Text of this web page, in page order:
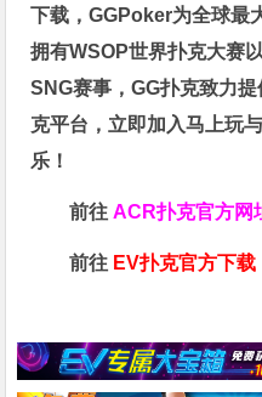
下载，GGPoker为全球最
拥有WSOP世界扑克大赛
SNG赛事，GG扑克致力
克平台，立即加入马上玩
乐！
前往ACR扑克官方网
前往 EV扑克官方下载